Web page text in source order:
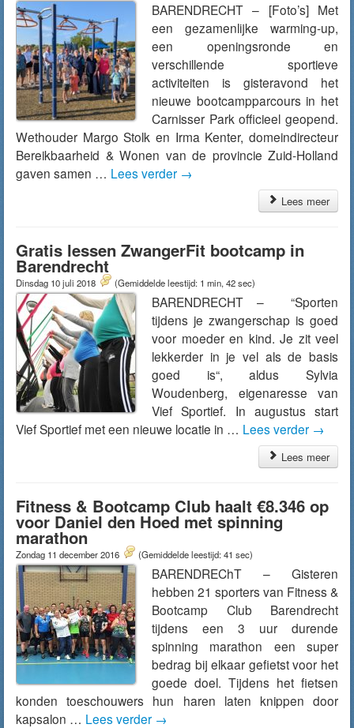
BARENDRECHT – [Foto’s] Met
een gezamenlijke warming-up,
een openingsronde en
verschillende sportieve
activiteiten is gisteravond het
nieuwe bootcampparcours in het
Carnisser Park officieel geopend.
Wethouder Margo Stolk en Irma Kenter, domeindirecteur
Bereikbaarheid & Wonen van de provincie Zuid-Holland
gaven samen … Lees verder →
Lees meer
Gratis lessen ZwangerFit bootcamp in
Barendrecht
Dinsdag 10 juli 2018 (Gemiddelde leestijd: 1 min, 42 sec)
BARENDRECHT – “Sporten
tijdens je zwangerschap is goed
voor moeder en kind. Je zit veel
lekkerder in je vel als de basis
goed is“, aldus Sylvia
Woudenberg, eigenaresse van
Vief Sportief. In augustus start
Vief Sportief met een nieuwe locatie in … Lees verder →
Lees meer
Fitness & Bootcamp Club haalt €8.346 op
voor Daniel den Hoed met spinning
marathon
Zondag 11 december 2016 (Gemiddelde leestijd: 41 sec)
BARENDREChT – Gisteren
hebben 21 sporters van Fitness &
Bootcamp Club Barendrecht
tijdens een 3 uur durende
spinning marathon een super
bedrag bij elkaar gefietst voor het
goede doel. Tijdens het fietsen
konden toeschouwers hun haren laten knippen door
kapsalon … Lees verder →